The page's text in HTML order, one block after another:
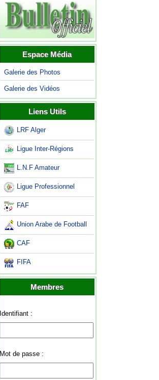
Espace Média
Galerie des Photos
Galerie des Vidéos
Liens Utils
LRF Alger
Ligue Inter-Régions
L.N.F Amateur
Ligue Professionnel
FAF
Union Arabe de Football
CAF
FIFA
Membres
Identifiant :
Mot de passe :